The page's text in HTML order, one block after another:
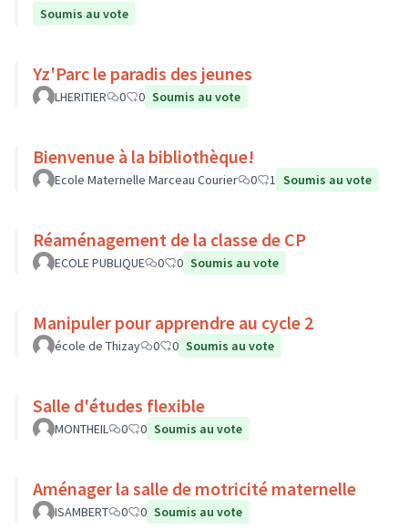
Soumis au vote
Yz'Parc le paradis des jeunes
LHERITIER 0 0 Soumis au vote
Bienvenue à la bibliothèque!
Ecole Maternelle Marceau Courier 0 1 Soumis au vote
Réaménagement de la classe de CP
ECOLE PUBLIQUE 0 0 Soumis au vote
Manipuler pour apprendre au cycle 2
école de Thizay 0 0 Soumis au vote
Salle d'études flexible
MONTHEIL 0 0 Soumis au vote
Aménager la salle de motricité maternelle
ISAMBERT 0 0 Soumis au vote